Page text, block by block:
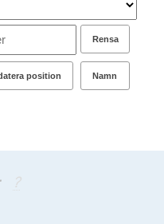
Rensa
position Namn
?